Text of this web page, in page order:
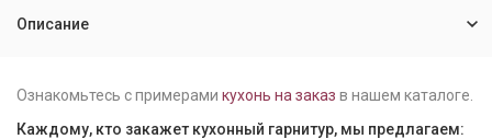
Описание
Ознакомьтесь с примерами кухонь на заказ в нашем каталоге.
Каждому, кто закажет кухонный гарнитур, мы предлагаем: